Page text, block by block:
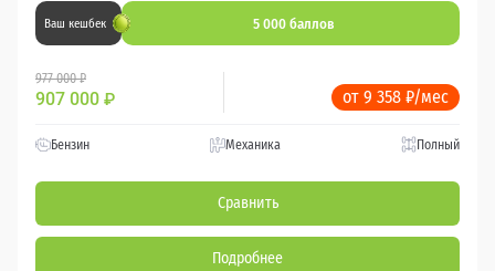
Ваш кешбек 5 000 баллов
977 000 ₽
907 000 ₽ от 9 358 ₽/мес
Бензин Механика Полный
Сравнить
Подробнее